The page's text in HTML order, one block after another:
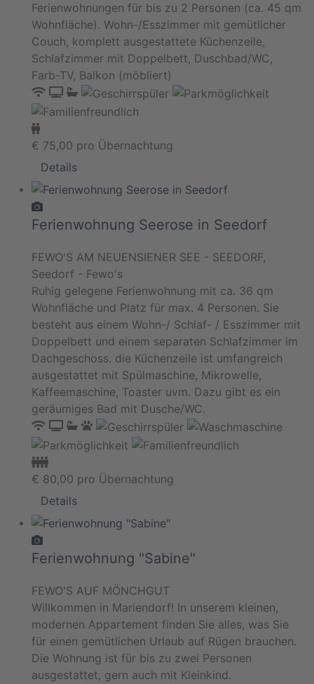
Ferienwohnungen für bis zu 2 Personen (ca. 45 qm
Wohnfläche). Wohn-/Esszimmer mit gemütlicher
Couch, komplett ausgestattete Küchenzeile,
Schlafzimmer mit Doppelbett, Duschbad/WC,
Farb-TV, Balkon (möbliert)
€ 75,00 pro Übernachtung
Details
Ferienwohnung Seerose in Seedorf
FEWO'S AM NEUENSIENER SEE - SEEDORF,
Seedorf - Fewo's
Ruhig gelegene Ferienwohnung mit ca. 36 qm
Wohnfläche und Platz für max. 4 Personen. Sie
besteht aus einem Wohn-/ Schlaf- / Esszimmer mit
Doppelbett und einem separaten Schlafzimmer im
Dachgeschoss. die Küchenzeile ist umfangreich
ausgestattet mit Spülmaschine, Mikrowelle,
Kaffeemaschine, Toaster uvm. Dazu gibt es ein
geräumiges Bad mit Dusche/WC.
€ 80,00 pro Übernachtung
Details
Ferienwohnung "Sabine"
FEWO'S AUF MÖNCHGUT
Willkommen in Mariendorf! In unserem kleinen,
modernen Appartement finden Sie alles, was Sie
für einen gemütlichen Urlaub auf Rügen brauchen.
Die Wohnung ist für bis zu zwei Personen
ausgestattet, gern auch mit Kleinkind.